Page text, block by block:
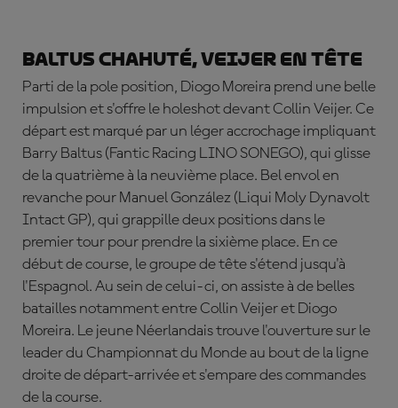
Baltus chahuté, Veijer en tête
Parti de la pole position, Diogo Moreira prend une belle
impulsion et s'offre le holeshot devant Collin Veijer. Ce
départ est marqué par un léger accrochage impliquant
Barry Baltus (Fantic Racing LINO SONEGO), qui glisse
de la quatrième à la neuvième place. Bel envol en
revanche pour Manuel González (Liqui Moly Dynavolt
Intact GP), qui grappille deux positions dans le
premier tour pour prendre la sixième place. En ce
début de course, le groupe de tête s'étend jusqu'à
l'Espagnol. Au sein de celui-ci, on assiste à de belles
batailles notamment entre Collin Veijer et Diogo
Moreira. Le jeune Néerlandais trouve l'ouverture sur le
leader du Championnat du Monde au bout de la ligne
droite de départ-arrivée et s'empare des commandes
de la course.